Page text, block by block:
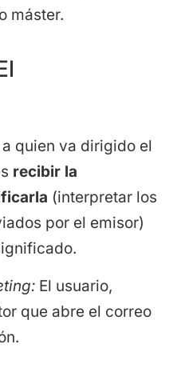
máster.
quien va dirigido el
recibir la
(interpretar los
por el emisor)
El usuario,
que abre el correo